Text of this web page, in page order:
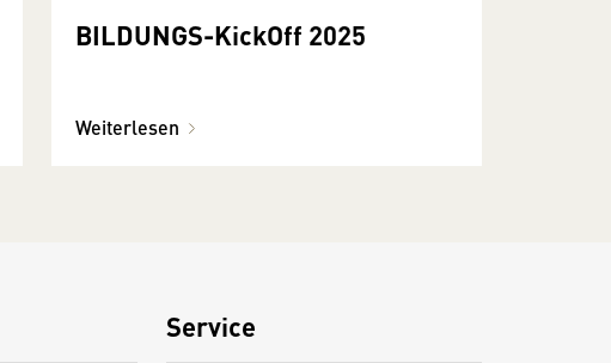
BILDUNGS-KickOff 2025
Weiterlesen
Service